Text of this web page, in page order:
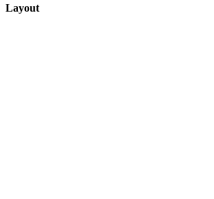
Layout